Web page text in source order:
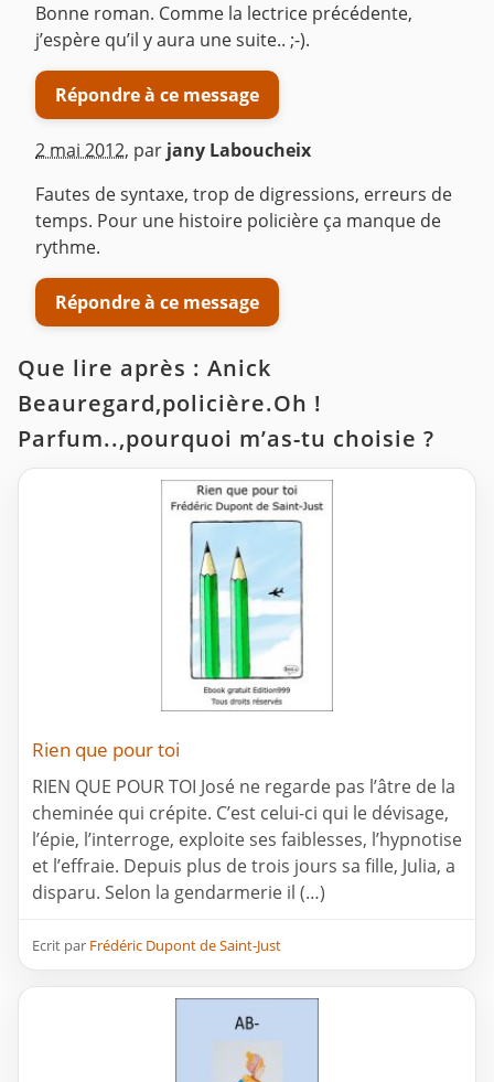
Bonne roman. Comme la lectrice précédente,
j’espère qu’il y aura une suite.. ;-).
Répondre à ce message
2 mai 2012, par jany Laboucheix
Fautes de syntaxe, trop de digressions, erreurs de
temps. Pour une histoire policière ça manque de
rythme.
Répondre à ce message
Que lire après : Anick
Beauregard,policière.Oh !
Parfum..,pourquoi m’as-tu choisie ?
Rien que pour toi
RIEN QUE POUR TOI José ne regarde pas l’âtre de la
cheminée qui crépite. C’est celui-ci qui le dévisage,
l’épie, l’interroge, exploite ses faiblesses, l’hypnotise
et l’effraie. Depuis plus de trois jours sa fille, Julia, a
disparu. Selon la gendarmerie il (…)
Ecrit par Frédéric Dupont de Saint-Just